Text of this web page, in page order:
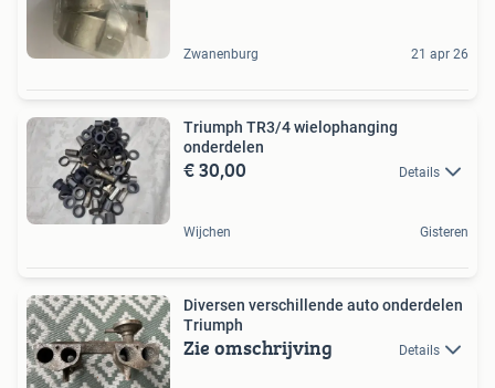
Zwanenburg 21 apr 26
Triumph TR3/4 wielophanging
onderdelen
€ 30,00 Details
Wijchen Gisteren
Diversen verschillende auto onderdelen
Triumph
Zie omschrijving Details